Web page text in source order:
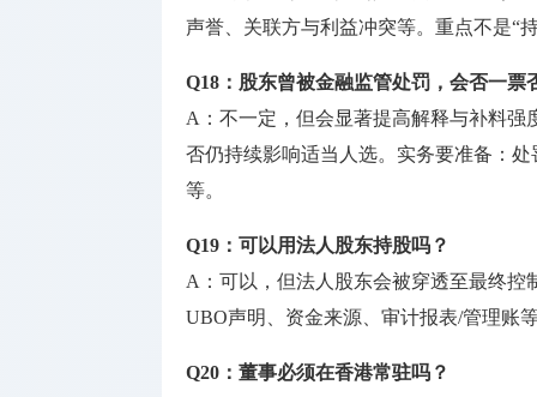
声誉、关联方与利益冲突等。重点不是“
Q18：股东曾被金融监管处罚，会否一票
A：不一定，但会显著提高解释与补料
否仍持续影响适当人选。实务要准备：
等。
Q19：可以用法人股东持股吗？
A：可以，但法人股东会被穿透至最终
UBO声明、资金来源、审计报表/管理账
Q20：董事必须在香港常驻吗？